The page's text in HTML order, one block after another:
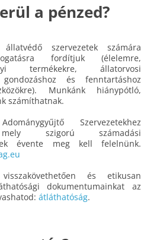
a pénzed?
szervezetek számára
fordítjuk (élelemre,
termékekre, állatorvosi
gondozáshoz és fenntartáshoz
Munkánk hiánypótló,
számíthatnak.
Szervezetekhez
szigorú számadási
évente meg kell felelnünk.
és etikusan
dokumentumainkat az
átláthatóság.